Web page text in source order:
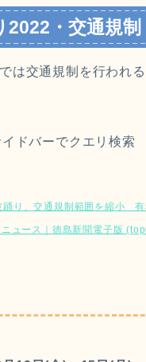
2022・交通規制
は交通規制を行われ
踊り、交通規制範囲を縮小
ニュース｜徳島新聞電子版